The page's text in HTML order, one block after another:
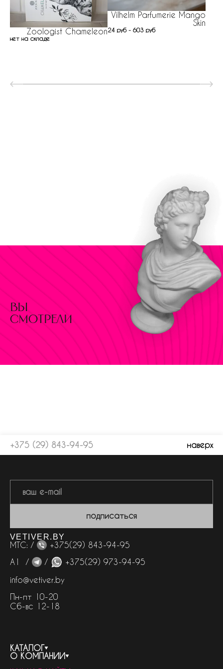
Zoologist Chameleon
нет на складе
Vilhelm Parfumerie Mango
Skin
24 руб - 603 руб
вы
смотрели
+375 (29) 843-94-95 наверх
подписаться
VETIVER.BY
МТС: /
+375(29) 843-94-95
А1 /
/
+375(29) 973-94-95
info@vetiver.by
Пн-пт 10-20
Сб-вс 12-18
КАТАЛОГ
О КОМПАНИИ